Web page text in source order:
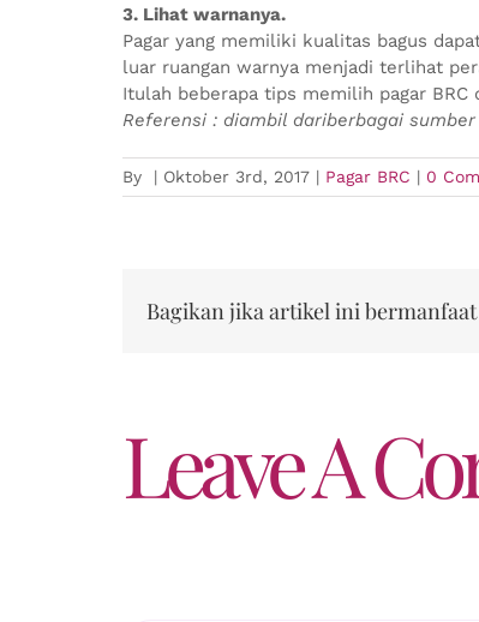
3. Lihat warnanya.
Pagar yang memiliki kualitas bagus
luar ruangan warnya menjadi terlihat
Itulah beberapa tips memilih pagar
Referensi : diambil dariberbagai sumber
By | Oktober 3rd, 2017 | Pagar BRC | 0
Bagikan jika artikel ini bermanfaat
Leave A